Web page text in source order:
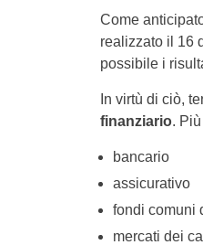
Come
realizzato il 16
possibile i
In virtù di ciò,
finanziario.
bancario
assicurativo
fondi comuni
mercati dei